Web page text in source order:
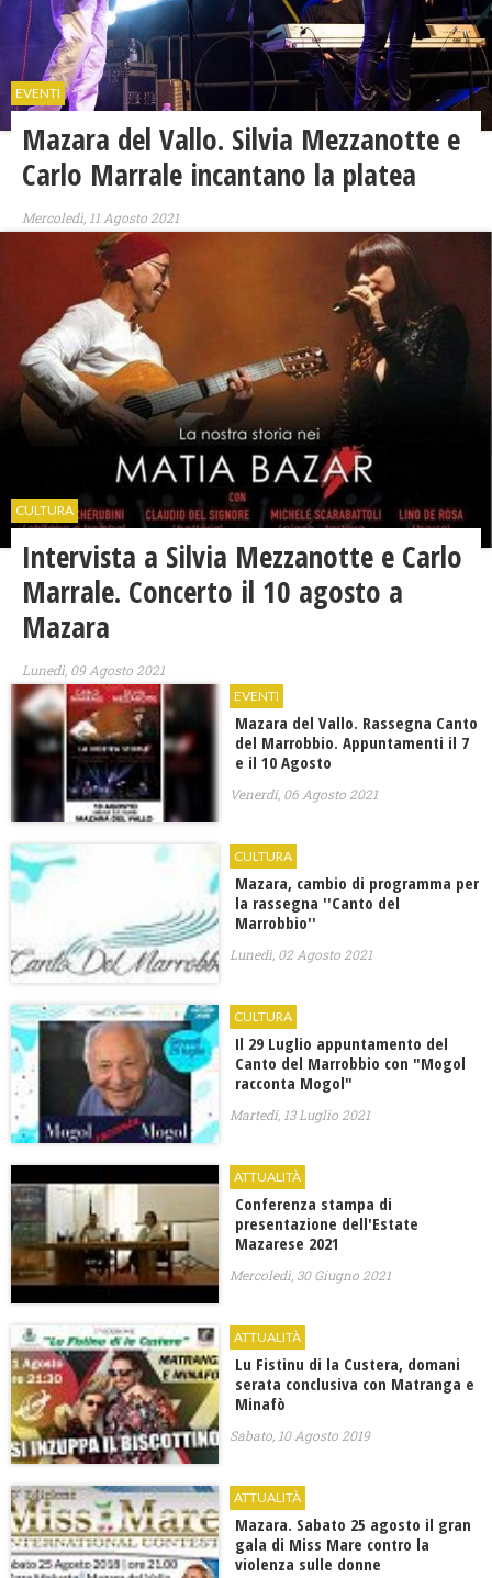
EVENTI
Mazara del Vallo. Silvia Mezzanotte e
Carlo Marrale incantano la platea
Mercoledì, 11 Agosto 2021
CULTURA
Intervista a Silvia Mezzanotte e Carlo
Marrale. Concerto il 10 agosto a
Mazara
Lunedì, 09 Agosto 2021
EVENTI
Mazara del Vallo. Rassegna Canto
del Marrobbio. Appuntamenti il 7
e il 10 Agosto
Venerdì, 06 Agosto 2021
CULTURA
Mazara, cambio di programma per
la rassegna ''Canto del
Marrobbio''
Lunedì, 02 Agosto 2021
CULTURA
Il 29 Luglio appuntamento del
Canto del Marrobbio con "Mogol
racconta Mogol"
Martedì, 13 Luglio 2021
ATTUALITÀ
Conferenza stampa di
presentazione dell'Estate
Mazarese 2021
Mercoledì, 30 Giugno 2021
ATTUALITÀ
Lu Fistinu di la Custera, domani
serata conclusiva con Matranga e
Minafò
Sabato, 10 Agosto 2019
ATTUALITÀ
Mazara. Sabato 25 agosto il gran
gala di Miss Mare contro la
violenza sulle donne